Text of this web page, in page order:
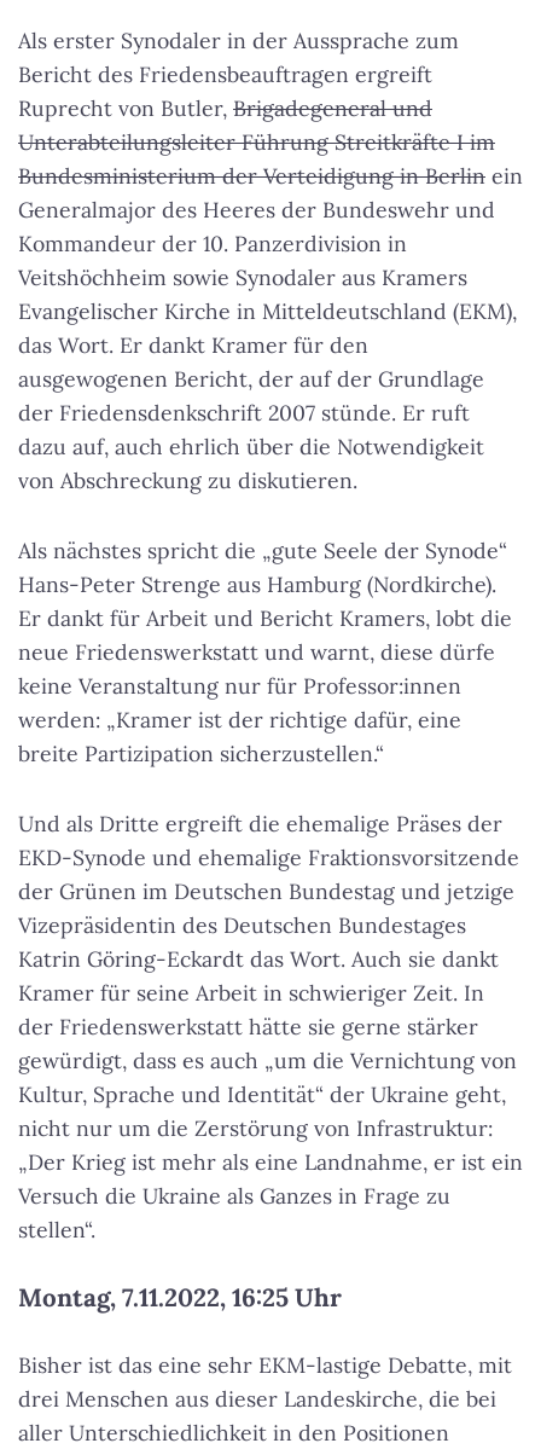
Als erster Synodaler in der Aussprache zum
Bericht des Friedensbeauftragen ergreift
Ruprecht von Butler, Brigadegeneral und
Unterabteilungsleiter Führung Streitkräfte I im
Bundesministerium der Verteidigung in Berlin ein
Generalmajor des Heeres der Bundeswehr und
Kommandeur der 10. Panzerdivision in
Veitshöchheim sowie Synodaler aus Kramers
Evangelischer Kirche in Mitteldeutschland (EKM),
das Wort. Er dankt Kramer für den
ausgewogenen Bericht, der auf der Grundlage
der Friedensdenkschrift 2007 stünde. Er ruft
dazu auf, auch ehrlich über die Notwendigkeit
von Abschreckung zu diskutieren.
Als nächstes spricht die „gute Seele der Synode“
Hans-Peter Strenge aus Hamburg (Nordkirche).
Er dankt für Arbeit und Bericht Kramers, lobt die
neue Friedenswerkstatt und warnt, diese dürfe
keine Veranstaltung nur für Professor:innen
werden: „Kramer ist der richtige dafür, eine
breite Partizipation sicherzustellen.“
Und als Dritte ergreift die ehemalige Präses der
EKD-Synode und ehemalige Fraktionsvorsitzende
der Grünen im Deutschen Bundestag und jetzige
Vizepräsidentin des Deutschen Bundestages
Katrin Göring-Eckardt das Wort. Auch sie dankt
Kramer für seine Arbeit in schwieriger Zeit. In
der Friedenswerkstatt hätte sie gerne stärker
gewürdigt, dass es auch „um die Vernichtung von
Kultur, Sprache und Identität“ der Ukraine geht,
nicht nur um die Zerstörung von Infrastruktur:
„Der Krieg ist mehr als eine Landnahme, er ist ein
Versuch die Ukraine als Ganzes in Frage zu
stellen“.
Montag, 7.11.2022, 16:25 Uhr
Bisher ist das eine sehr EKM-lastige Debatte, mit
drei Menschen aus dieser Landeskirche, die bei
aller Unterschiedlichkeit in den Positionen